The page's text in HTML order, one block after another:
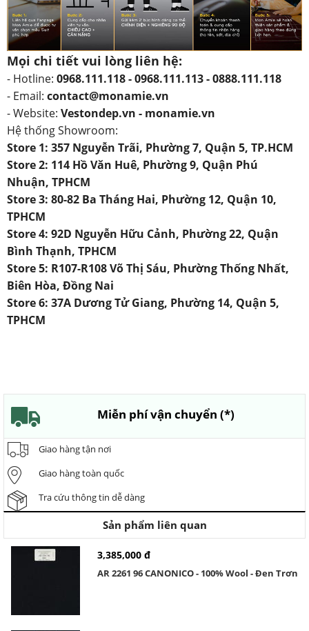
Mọi chi tiết vui lòng liên hệ:
- Hotline: 0968.111.118 - 0968.111.113 - 0888.111.118
- Email: contact@monamie.vn
- Website: Vestondep.vn - monamie.vn
Hệ thống Showroom:
Store 1: 357 Nguyễn Trãi, Phường 7, Quận 5, TP.HCM
Store 2: 114 Hồ Văn Huê, Phường 9, Quận Phú
Nhuận, TPHCM
Store 3: 80-82 Ba Tháng Hai, Phường 12, Quận 10,
TPHCM
Store 4: 92D Nguyễn Hữu Cảnh, Phường 22, Quận
Bình Thạnh, TPHCM
Store 5: R107-R108 Võ Thị Sáu, Phường Thống Nhất,
Biên Hòa, Đồng Nai
Store 6: 37A Dương Tử Giang, Phường 14, Quận 5,
TPHCM
Miễn phí vận chuyển (*)
Giao hàng tận nơi
Giao hàng toàn quốc
Tra cứu thông tin dễ dàng
Sản phẩm liên quan
3,385,000 đ
AR 2261 96 CANONICO - 100% Wool - Đen Trơn